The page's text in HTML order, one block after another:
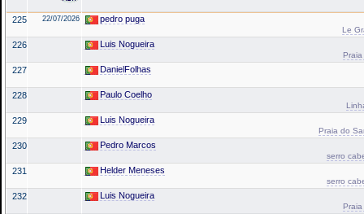
225 22/07/2026 pedro puga
Le
226 Luis Nogueira
227 DanielFolhas
228 Paulo Coelho
229 Luis Nogueira
Praia do
230 Pedro Marcos
serro
231 Helder Meneses
serro
232 Luis Nogueira